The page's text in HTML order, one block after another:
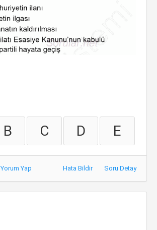
B C D E
Yorum Yap Hata Bildir Soru Detay